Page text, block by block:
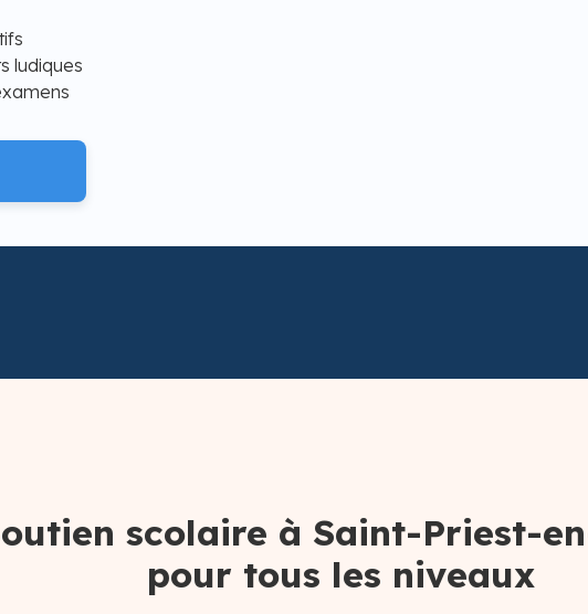
ludiques
scolaire à Saint-Priest-
pour tous les niveaux